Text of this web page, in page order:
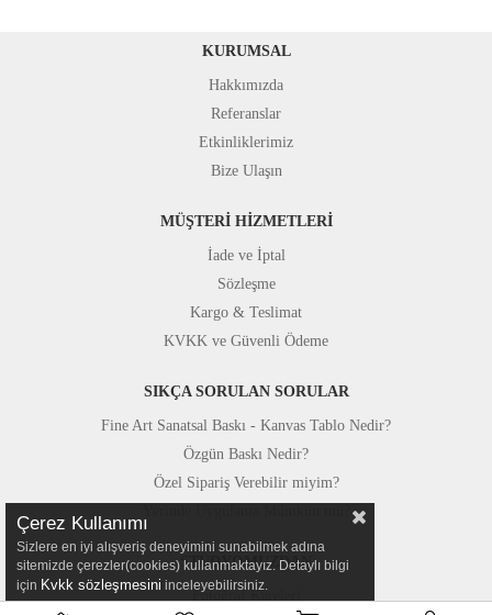
KURUMSAL
Hakkımızda
Referanslar
Etkinliklerimiz
Bize Ulaşın
MÜŞTERİ HİZMETLERİ
İade ve İptal
Sözleşme
Kargo & Teslimat
KVKK ve Güvenli Ödeme
SIKÇA SORULAN SORULAR
Fine Art Sanatsal Baskı - Kanvas Tablo Nedir?
Özgün Baskı Nedir?
Özel Sipariş Verebilir miyim?
STÜDYOMUZDAN
Fotoğraf Kareleri
Çerez Kullanımı
Sizlere en iyi alışveriş deneyimini sunabilmek adına
sitemizde çerezler(cookies) kullanmaktayız. Detaylı bilgi
için Kvkk sözleşmesini inceleyebilirsiniz.